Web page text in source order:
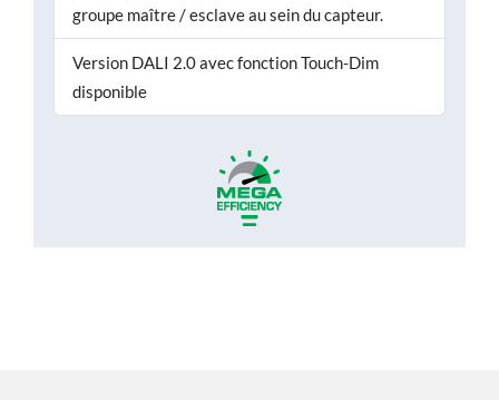
groupe maître / esclave au sein du capteur.
Version DALI 2.0 avec fonction Touch-Dim
disponible